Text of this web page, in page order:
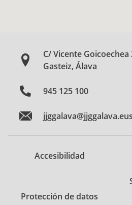
C/ Vicente
Gasteiz, Álava
945 125 100
jjggalava@jjggalava.eus
Accesibilidad
Protección de datos